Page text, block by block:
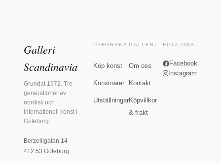
Galleri
Scandinavia
Grundat 1972. Tre
generationer av
nordisk och
internationell konst i
Göteborg.
Berzeliigatan 14
412 53 Göteborg
UTFORSKA
Köp konst
Konstnärer
Utställningar
GALLERI
Om oss
Kontakt
Köpvillkor
& frakt
FÖLJ OSS
Facebook
Instagram